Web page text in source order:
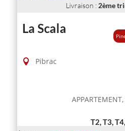
Livraison : 2ème
La Scala
Pibrac
T2, T3,